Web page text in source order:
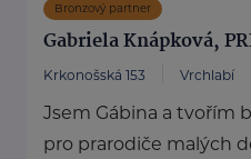
Bronzový partner
Gabriela Knápková,
Krkonošská 153 Vrchlabí
Jsem Gábina a tvořím
pro prarodiče malých